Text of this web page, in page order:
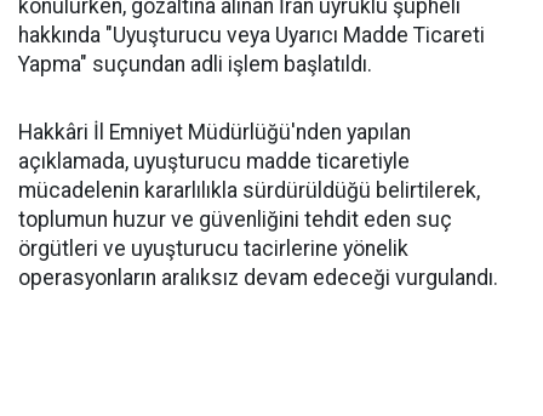
konulurken, gözaltına alınan İran uyruklu şüpheli
hakkında "Uyuşturucu veya Uyarıcı Madde Ticareti
Yapma" suçundan adli işlem başlatıldı.
Hakkâri İl Emniyet Müdürlüğü'nden yapılan
açıklamada, uyuşturucu madde ticaretiyle
mücadelenin kararlılıkla sürdürüldüğü belirtilerek,
toplumun huzur ve güvenliğini tehdit eden suç
örgütleri ve uyuşturucu tacirlerine yönelik
operasyonların aralıksız devam edeceği vurgulandı.